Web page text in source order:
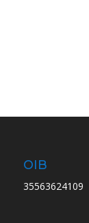
OIB
35563624109